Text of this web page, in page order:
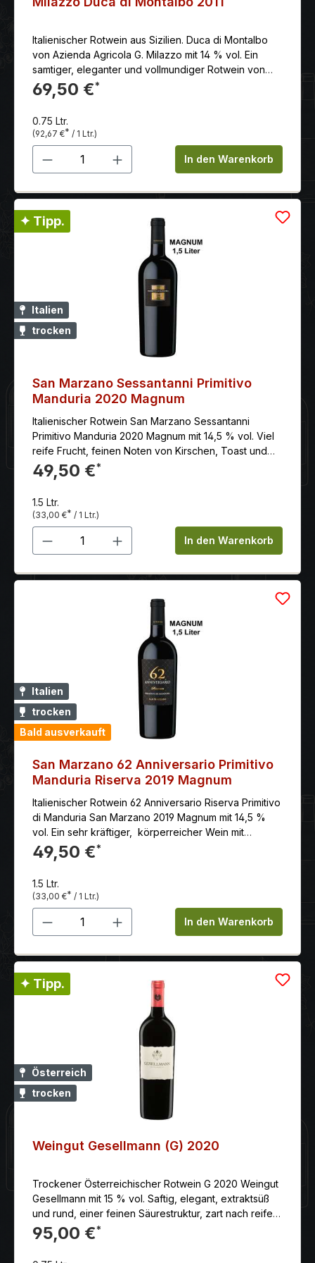
Italienischer Rotwein aus Sizilien. Duca di Montalbo
von Azienda Agricola G. Milazzo mit 14 % vol. Ein
samtiger, eleganter und vollmundiger Rotwein von
außergewöhnlicher Qualität
69,50 €*
0.75 Ltr.
(92,67 €* / 1 Ltr.)
Produkt Anzahl: Gib denIn den Warenkorb
✦ Tipp.
Italien
trocken
San Marzano Sessantanni Primitivo
Manduria 2020 Magnum
Italienischer Rotwein San Marzano Sessantanni
Primitivo Manduria 2020 Magnum mit 14,5 % vol. Viel
reife Frucht, feinen Noten von Kirschen, Toast und
Vanille. Die Tannine sind ebenfalls süß und samtig
gereift, das Finale lang, mit schöner Säure- Süße-
49,50 €*
1.5 Ltr.
(33,00 €* / 1 Ltr.)
Produkt Anzahl: Gib denIn den Warenkorb
Italien
trocken
Bald ausverkauft
San Marzano 62 Anniversario Primitivo
Manduria Riserva 2019 Magnum
Italienischer Rotwein 62 Anniversario Riserva Primitivo
di Manduria San Marzano 2019 Magnum mit 14,5 %
vol. Ein sehr kräftiger, körperreicher Wein mit
sanftem Tannin und unendlichem Nachhall. Perfekt
zu Rind und Wild, scharf-pikanten Schmorgerichten
Lammbraten, Lamm- und Rindersteak,
Ochsenschwanz (auch als kräftigem Eintopf) oder
gebratenen Innereien (Leber, Nieren)
49,50 €*
1.5 Ltr.
(33,00 €* / 1 Ltr.)
Produkt Anzahl: Gib denIn den Warenkorb
✦ Tipp.
Österreich
trocken
Weingut Gesellmann (G) 2020
Trockener Österreichischer Rotwein G 2020 Weingut
Gesellmann mit 15 % vol. Saftig, elegant, extraktsüß
und rund, einer feinen Säurestruktur, zart nach reifen
Pflaumen im Abgang. Gut integrierte Holzwürze, feine
Herzkirschfrucht im Rückgeschmack, große Länge,
95,00 €*